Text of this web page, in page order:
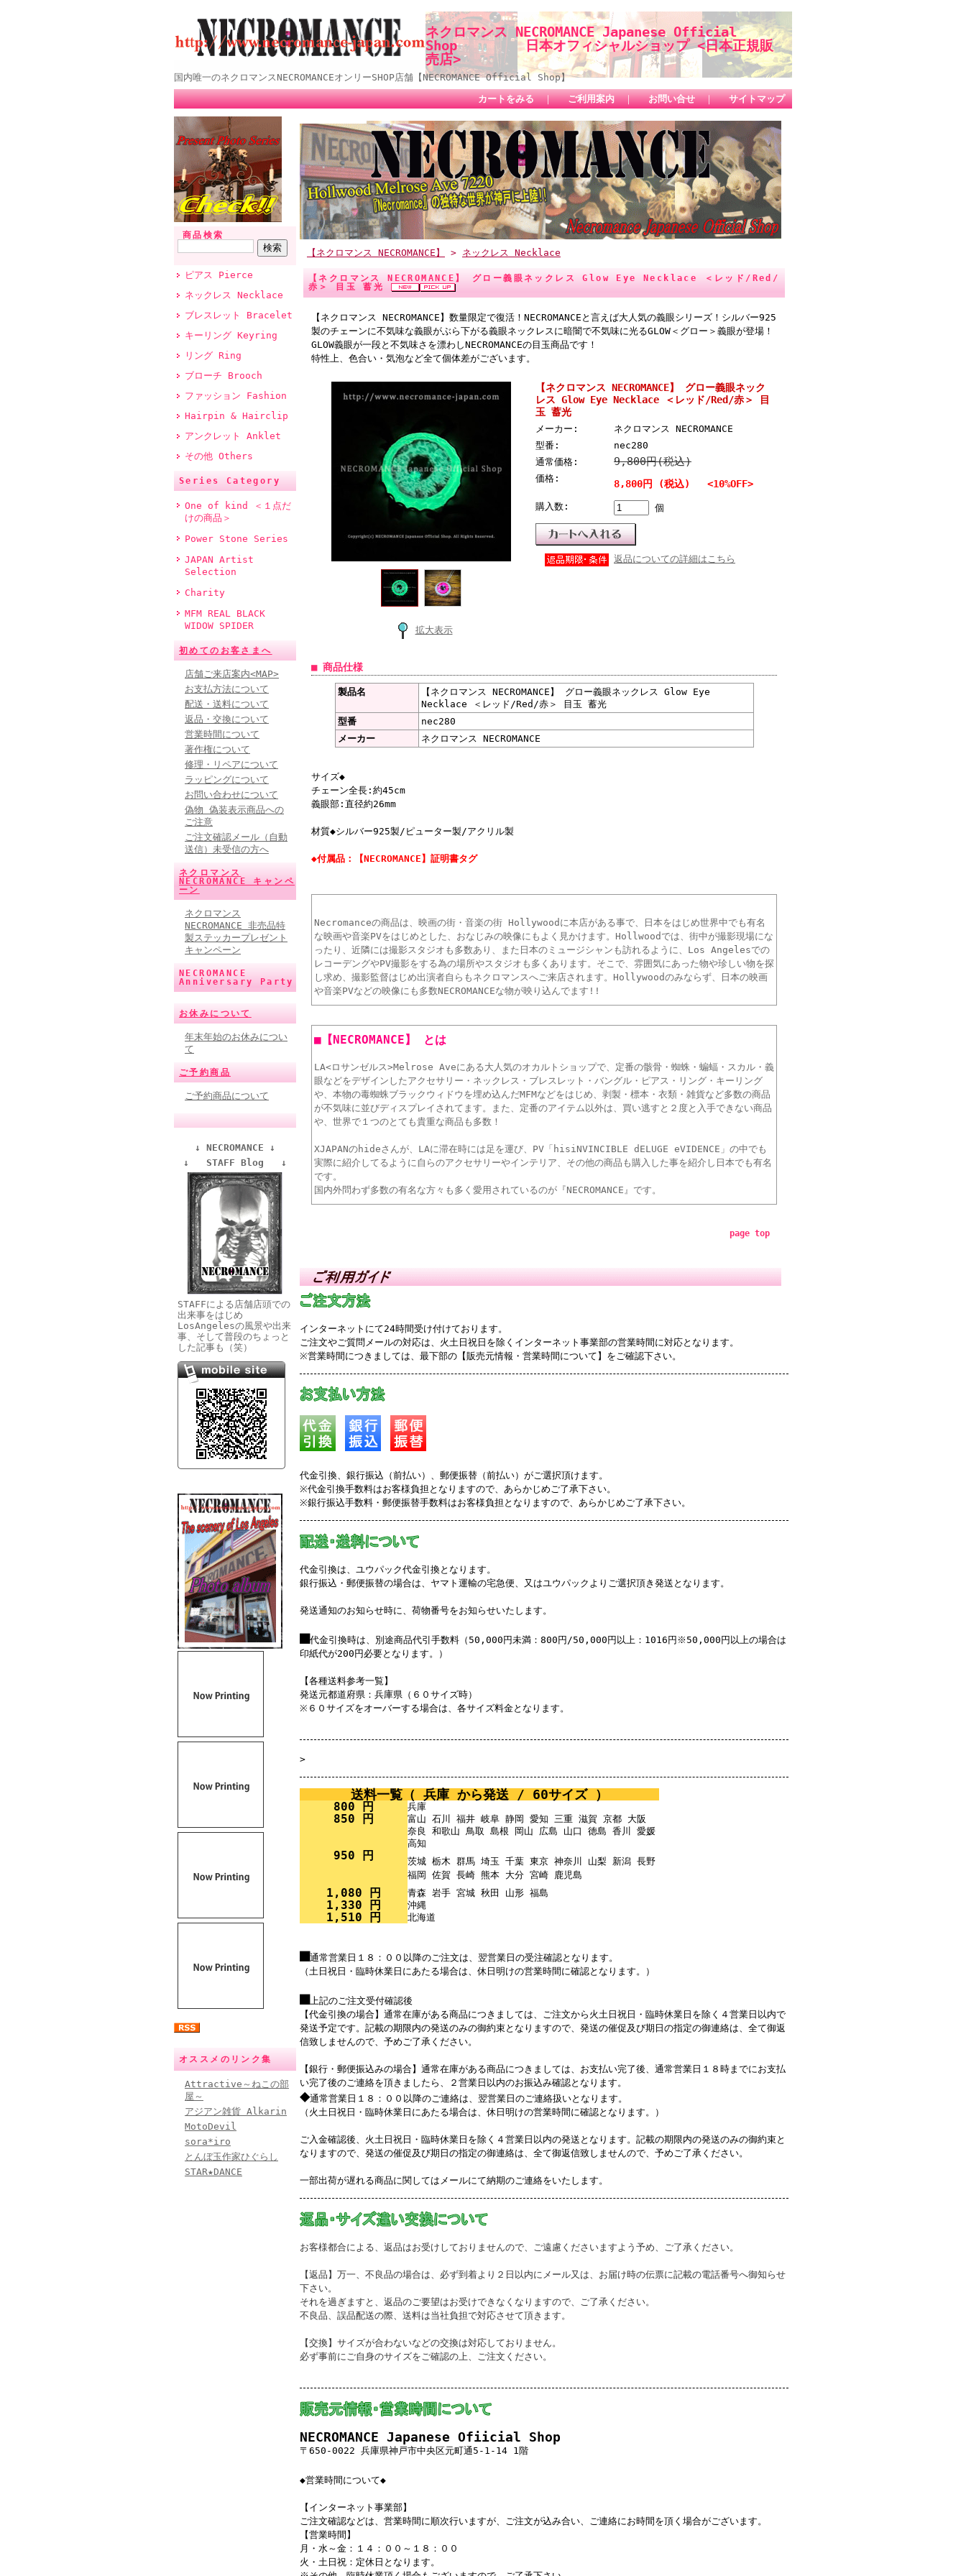
ネクロマンス NECROMANCE Japanese Official
Shop 日本オフィシャルショップ <日本正規販
売店>
国内唯一のネクロマンスNECROMANCEオンリーSHOP店舗【NECROMANCE Official Shop】
カートをみる ｜ ご利用案内 ｜ お問い合せ ｜ サイトマップ
商品検索
ピアス Pierce
ネックレス Necklace
ブレスレット Bracelet
キーリング Keyring
リング Ring
ブローチ Brooch
ファッション Fashion
Hairpin & Hairclip
アンクレット Anklet
その他 Others
Series Category
One of kind ＜１点だ
けの商品＞
Power Stone Series
JAPAN Artist
Selection
Charity
MFM REAL BLACK
WIDOW SPIDER
初めてのお客さまへ
店舗ご来店案内<MAP>
お支払方法について
配送・送料について
返品・交換について
営業時間について
著作権について
修理・リペアについて
ラッピングについて
お問い合わせについて
偽物 偽装表示商品への
ご注意
ご注文確認メール（自動
送信）未受信の方へ
ネクロマンス
NECROMANCE キャンペ
ーン
ネクロマンス
NECROMANCE 非売品特
製ステッカープレゼント
キャンペーン
NECROMANCE
Anniversary Party
お休みについて
年末年始のお休みについ
て
ご予約商品
ご予約商品について
↓ NECROMANCE ↓
↓ STAFF Blog ↓
STAFFによる店舗店頭での
出来事をはじめ
LosAngelesの風景や出来
事、そして普段のちょっと
した記事も（笑）
オススメのリンク集
Attractive～ねこの部
屋～
アジアン雑貨 Alkarin
MotoDevil
sora*iro
とんぼ玉作家ひぐらし
STAR★DANCE
【ネクロマンス NECROMANCE】 > ネックレス Necklace
【ネクロマンス NECROMANCE】 グロー義眼ネックレス Glow Eye Necklace ＜レッド/Red/
赤＞ 目玉 蓄光
【ネクロマンス NECROMANCE】数量限定で復活！NECROMANCEと言えば大人気の義眼シリーズ！シルバー925
製のチェーンに不気味な義眼がぶら下がる義眼ネックレスに暗闇で不気味に光るGLOW＜グロー＞義眼が登場！
GLOW義眼が一段と不気味さを漂わしNECROMANCEの目玉商品です！
特性上、色合い・気泡など全て個体差がございます。
拡大表示
【ネクロマンス NECROMANCE】 グロー義眼ネック
レス Glow Eye Necklace ＜レッド/Red/赤＞ 目
玉 蓄光
メーカー:
ネクロマンス NECROMANCE
型番:
nec280
通常価格:
9,800円(税込)
価格: 8,800円 (税込) <10%OFF>
購入数: 個
返品についての詳細はこちら
■ 商品仕様
製品名
【ネクロマンス NECROMANCE】 グロー義眼ネックレス Glow Eye
Necklace ＜レッド/Red/赤＞ 目玉 蓄光
型番
nec280
メーカー
ネクロマンス NECROMANCE
サイズ◆
チェーン全長:約45cm
義眼部:直径約26mm
材質◆シルバー925製/ピューター製/アクリル製
◆付属品：【NECROMANCE】証明書タグ
Necromanceの商品は、映画の街・音楽の街 Hollywoodに本店がある事で、日本をはじめ世界中でも有名
な映画や音楽PVをはじめとした、おなじみの映像にもよく見かけます。Hollwoodでは、街中が撮影現場にな
ったり、近隣には撮影スタジオも多数あり、また日本のミュージシャンも訪れるように、Los Angelesでの
レコーデングやPV撮影をする為の場所やスタジオも多くあります。そこで、雰囲気にあった物や珍しい物を探
し求め、撮影監督はじめ出演者自らもネクロマンスへご来店されます。Hollywoodのみならず、日本の映画
や音楽PVなどの映像にも多数NECROMANCEな物が映り込んでます!!
■【NECROMANCE】 とは
LA<ロサンゼルス>Melrose Aveにある大人気のオカルトショップで、定番の骸骨・蜘蛛・蝙蝠・スカル・義
眼などをデザインしたアクセサリー・ネックレス・ブレスレット・バングル・ピアス・リング・キーリング
や、本物の毒蜘蛛ブラックウィドウを埋め込んだMFMなどをはじめ、剥製・標本・衣類・雑貨など多数の商品
が不気味に並びディスプレイされてます。また、定番のアイテム以外は、買い逃すと２度と入手できない商品
や、世界で１つのとても貴重な商品も多数！
XJAPANのhideさんが、LAに滞在時には足を運び、PV「hisiNVINCIBLE dELUGE eVIDENCE」の中でも
実際に紹介してるように自らのアクセサリーやインテリア、その他の商品も購入した事を紹介し日本でも有名
です。
国内外問わず多数の有名な方々も多く愛用されているのが『NECROMANCE』です。
page top
インターネットにて24時間受け付けております。
ご注文やご質問メールの対応は、火土日祝日を除くインターネット事業部の営業時間に対応となります。
※営業時間につきましては、最下部の【販売元情報・営業時間について】をご確認下さい。
代金引換、銀行振込（前払い）、郵便振替（前払い）がご選択頂けます。
※代金引換手数料はお客様負担となりますので、あらかじめご了承下さい。
※銀行振込手数料・郵便振替手数料はお客様負担となりますので、あらかじめご了承下さい。
代金引換は、ユウパック代金引換となります。
銀行振込・郵便振替の場合は、ヤマト運輸の宅急便、又はユウパックよりご選択頂き発送となります。
発送通知のお知らせ時に、荷物番号をお知らせいたします。
■代金引換時は、別途商品代引手数料（50,000円未満：800円/50,000円以上：1016円※50,000円以上の場合は
印紙代が200円必要となります。）
【各種送料参考一覧】
発送元都道府県：兵庫県（６０サイズ時）
※６０サイズをオーバーする場合は、各サイズ料金となります。
>
送料一覧（ 兵庫 から発送 / 60サイズ ）
800 円 兵庫
850 円
富山 石川 福井 岐阜 静岡 愛知 三重 滋賀 京都 大阪
奈良 和歌山 鳥取 島根 岡山 広島 山口 徳島 香川 愛媛
高知
950 円 茨城 栃木 群馬 埼玉 千葉 東京 神奈川 山梨 新潟 長野
福岡 佐賀 長崎 熊本 大分 宮崎 鹿児島
1,080 円 青森 岩手 宮城 秋田 山形 福島
1,330 円 沖縄
1,510 円 北海道
■通常営業日１８：００以降のご注文は、翌営業日の受注確認となります。
（土日祝日・臨時休業日にあたる場合は、休日明けの営業時間に確認となります。）
■上記のご注文受付確認後
【代金引換の場合】通常在庫がある商品につきましては、ご注文から火土日祝日・臨時休業日を除く４営業日以内で
発送予定です。記載の期限内の発送のみの御約束となりますので、発送の催促及び期日の指定の御連絡は、全て御返
信致しませんので、予めご了承ください。
【銀行・郵便振込みの場合】通常在庫がある商品につきましては、お支払い完了後、通常営業日１８時までにお支払
い完了後のご連絡を頂きましたら、２営業日以内のお振込み確認となります。
◆通常営業日１８：００以降のご連絡は、翌営業日のご連絡扱いとなります。
（火土日祝日・臨時休業日にあたる場合は、休日明けの営業時間に確認となります。）
ご入金確認後、火土日祝日・臨時休業日を除く４営業日以内の発送となります。記載の期限内の発送のみの御約束と
なりますので、発送の催促及び期日の指定の御連絡は、全て御返信致しませんので、予めご了承ください。
一部出荷が遅れる商品に関してはメールにて納期のご連絡をいたします。
お客様都合による、返品はお受けしておりませんので、ご遠慮くださいますよう予め、ご了承ください。
【返品】万一、不良品の場合は、必ず到着より２日以内にメール又は、お届け時の伝票に記載の電話番号へ御知らせ
下さい。
それを過ぎますと、返品のご要望はお受けできなくなりますので、ご了承ください。
不良品、誤品配送の際、送料は当社負担で対応させて頂きます。
【交換】サイズが合わないなどの交換は対応しておりません。
必ず事前にご自身のサイズをご確認の上、ご注文ください。
NECROMANCE Japanese Ofiicial Shop
〒650-0022 兵庫県神戸市中央区元町通5-1-14 1階
◆営業時間について◆
【インターネット事業部】
ご注文確認などは、営業時間に順次行いますが、ご注文が込み合い、ご連絡にお時間を頂く場合がございます。
【営業時間】
月・水～金：１４：００～１８：００
火・土日祝：定休日となります。